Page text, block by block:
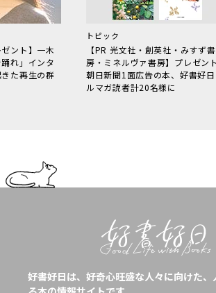
ント】一木
れ」インタ
た再生の群
トピック
【PR 光文社・創英社・みすず書
房・ミネルヴァ書房】プレゼント
朝日新聞1面広告の本、好書好
ルマガ読者計20名様に
好書好日は、好奇心旺盛な人々に向けた、